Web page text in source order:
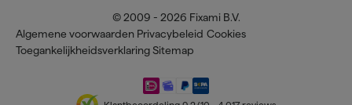
© 2009 - 2026 Fixami B.V.
Algemene voorwaarden Privacybeleid Cookies
Toegankelijkheidsverklaring Sitemap